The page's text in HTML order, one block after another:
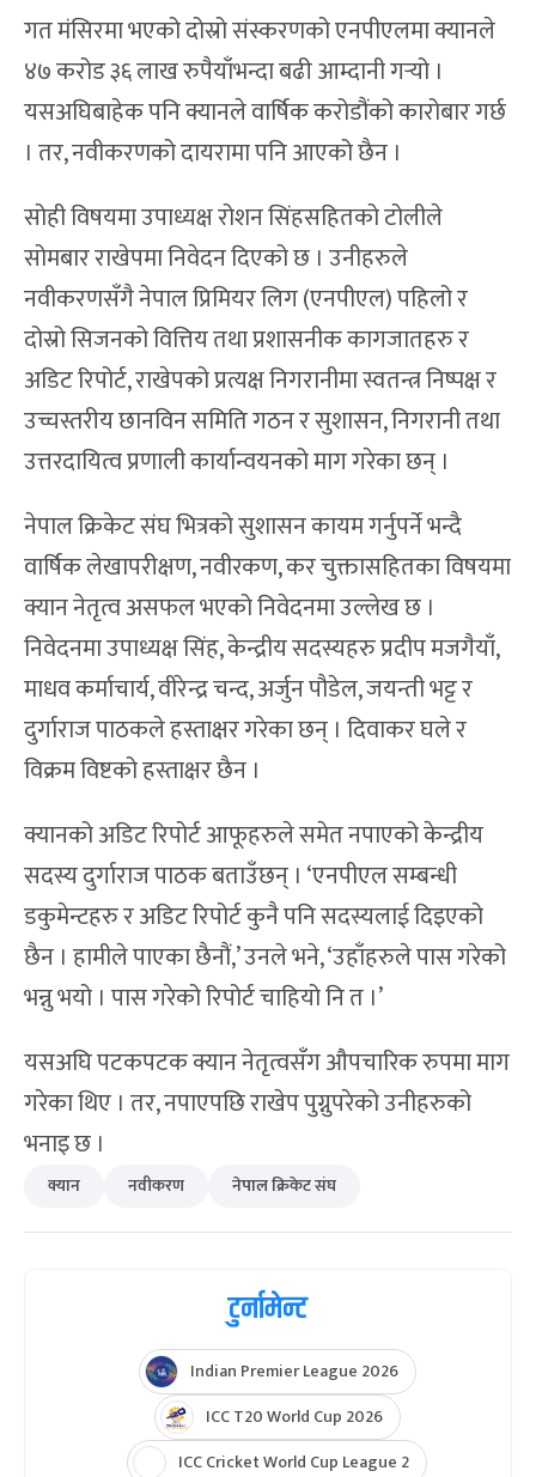
गत मंसिरमा भएको दोस्रो संस्करणको एनपीएलमा क्यानले
४७ करोड ३६ लाख रुपैयाँभन्दा बढी आम्दानी गर्‍यो ।
यसअघिबाहेक पनि क्यानले वार्षिक करोडौंको कारोबार गर्छ
। तर, नवीकरणको दायरामा पनि आएको छैन ।
सोही विषयमा उपाध्यक्ष रोशन सिंहसहितको टोलीले
सोमबार राखेपमा निवेदन दिएको छ । उनीहरुले
नवीकरणसँगै नेपाल प्रिमियर लिग (एनपीएल) पहिलो र
दोस्रो सिजनको वित्तिय तथा प्रशासनीक कागजातहरु र
अडिट रिपोर्ट, राखेपको प्रत्यक्ष निगरानीमा स्वतन्त्र निष्पक्ष र
उच्चस्तरीय छानविन समिति गठन र सुशासन, निगरानी तथा
उत्तरदायित्व प्रणाली कार्यान्वयनको माग गरेका छन् ।
नेपाल क्रिकेट संघ भित्रको सुशासन कायम गर्नुपर्ने भन्दै
वार्षिक लेखापरीक्षण, नवीरकण, कर चुक्तासहितका विषयमा
क्यान नेतृत्व असफल भएको निवेदनमा उल्लेख छ ।
निवेदनमा उपाध्यक्ष सिंह, केन्द्रीय सदस्यहरु प्रदीप मजगैयाँ,
माधव कर्माचार्य, वीरेन्द्र चन्द, अर्जुन पौडेल, जयन्ती भट्ट र
दुर्गाराज पाठकले हस्ताक्षर गरेका छन् । दिवाकर घले र
विक्रम विष्टको हस्ताक्षर छैन ।
क्यानको अडिट रिपोर्ट आफूहरुले समेत नपाएको केन्द्रीय
सदस्य दुर्गाराज पाठक बताउँछन् । ‘एनपीएल सम्बन्धी
डकुमेन्टहरु र अडिट रिपोर्ट कुनै पनि सदस्यलाई दिइएको
छैन । हामीले पाएका छैनौं,’ उनले भने, ‘उहाँहरुले पास गरेको
भन्नु भयो । पास गरेको रिपोर्ट चाहियो नि त ।’
यसअघि पटकपटक क्यान नेतृत्वसँग औपचारिक रुपमा माग
गरेका थिए । तर, नपाएपछि राखेप पुग्नुपरेको उनीहरुको
भनाइ छ ।
क्यान नवीकरण नेपाल क्रिकेट संघ
टुर्नामेन्ट
Indian Premier League 2026
ICC T20 World Cup 2026
ICC Cricket World Cup League 2